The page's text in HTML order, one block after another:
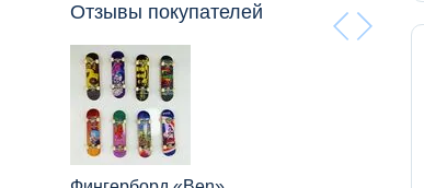
Отзывы покупателей